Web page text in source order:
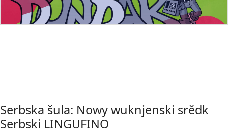
Serbska šula: Nowy wuknjenski srědk
Serbski LINGUFINO